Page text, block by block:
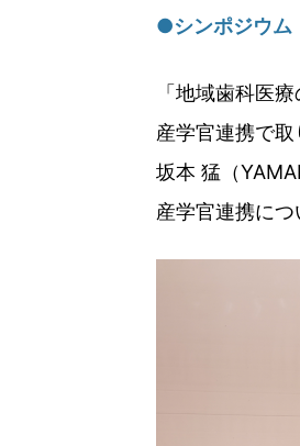
●シンポジウム
「地域歯科医
産学官連携で
坂本 猛（
産学官連携につ